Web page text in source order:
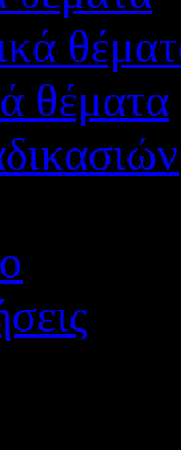
θέματα